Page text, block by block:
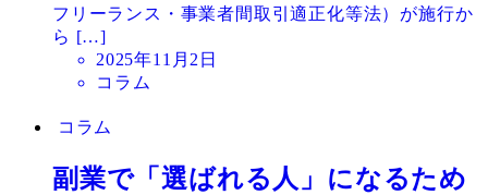
フリーランス・事業者間取引適正化等法）が施行か
ら […]
投
稿
2025年11月2日
コラム
コラム
副業で「選ばれる人」になるため